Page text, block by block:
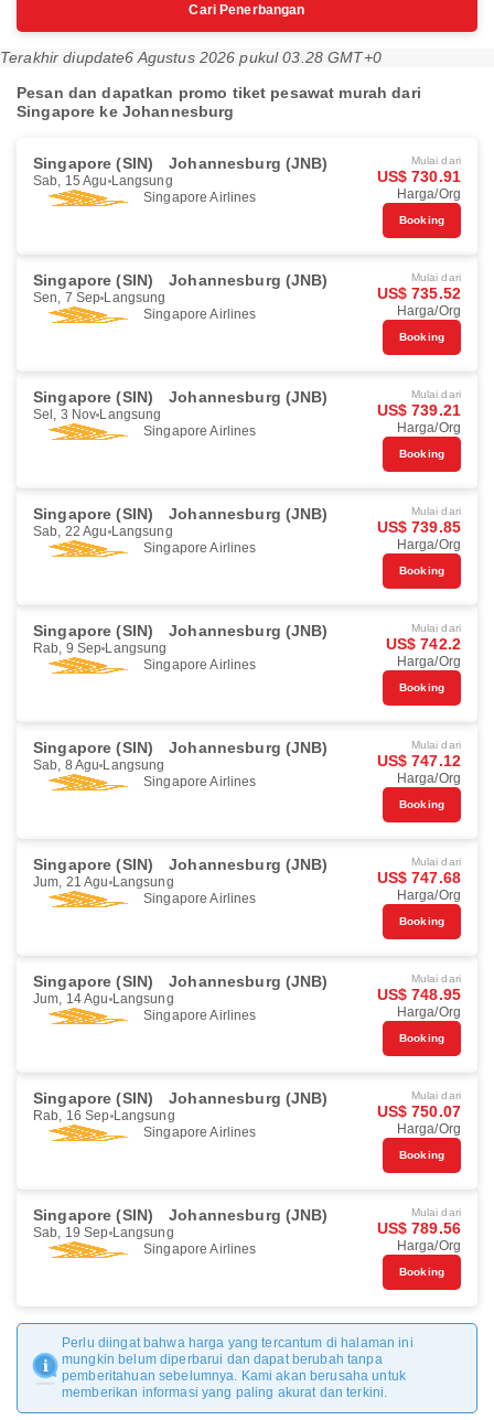
Cari Penerbangan
Terakhir diupdate6 Agustus 2026 pukul 03.28 GMT+0
Pesan dan dapatkan promo tiket pesawat murah dari
Singapore ke Johannesburg
Singapore (SIN) Johannesburg (JNB)
Sab, 15 Agu Langsung
Singapore Airlines
Mulai dari
US$ 730.91
Harga/Org
Booking
Singapore (SIN) Johannesburg (JNB)
Sen, 7 Sep Langsung
Singapore Airlines
Mulai dari
US$ 735.52
Harga/Org
Booking
Singapore (SIN) Johannesburg (JNB)
Sel, 3 Nov Langsung
Singapore Airlines
Mulai dari
US$ 739.21
Harga/Org
Booking
Singapore (SIN) Johannesburg (JNB)
Sab, 22 Agu Langsung
Singapore Airlines
Mulai dari
US$ 739.85
Harga/Org
Booking
Singapore (SIN) Johannesburg (JNB)
Rab, 9 Sep Langsung
Singapore Airlines
Mulai dari
US$ 742.2
Harga/Org
Booking
Singapore (SIN) Johannesburg (JNB)
Sab, 8 Agu Langsung
Singapore Airlines
Mulai dari
US$ 747.12
Harga/Org
Booking
Singapore (SIN) Johannesburg (JNB)
Jum, 21 Agu Langsung
Singapore Airlines
Mulai dari
US$ 747.68
Harga/Org
Booking
Singapore (SIN) Johannesburg (JNB)
Jum, 14 Agu Langsung
Singapore Airlines
Mulai dari
US$ 748.95
Harga/Org
Booking
Singapore (SIN) Johannesburg (JNB)
Rab, 16 Sep Langsung
Singapore Airlines
Mulai dari
US$ 750.07
Harga/Org
Booking
Singapore (SIN) Johannesburg (JNB)
Sab, 19 Sep Langsung
Singapore Airlines
Mulai dari
US$ 789.56
Harga/Org
Booking
Perlu diingat bahwa harga yang tercantum di halaman ini
mungkin belum diperbarui dan dapat berubah tanpa
pemberitahuan sebelumnya. Kami akan berusaha untuk
memberikan informasi yang paling akurat dan terkini.